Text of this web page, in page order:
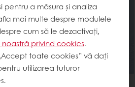
pentru a măsura și analiza
mai multe despre modulele
cum să le dezactivați,
privind cookies.
toate cookies” vă dați
utilizarea tuturor